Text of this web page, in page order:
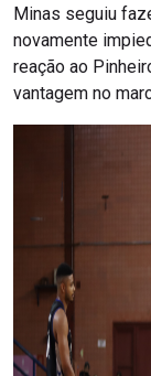
Minas seguiu
novamente
reação ao
vantagem no